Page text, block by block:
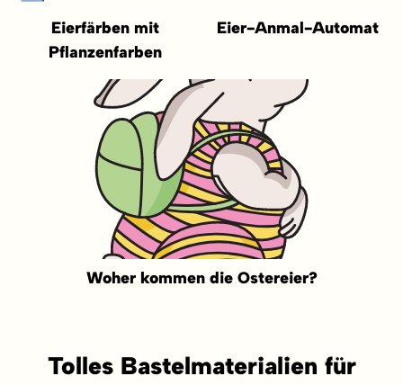
Eierfärben mit
Pflanzenfarben
Eier-Anmal-Automat
Woher kommen die Ostereier?
Tolles Bastelmaterialien für